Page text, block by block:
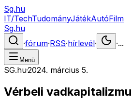
Sg.hu
IT/TechTudományJátékAutóFilm
Sg.hu
·fórum·RSS·hírlevél· ·...
Menü
SG.hu·2024. március 5.
Vérbeli